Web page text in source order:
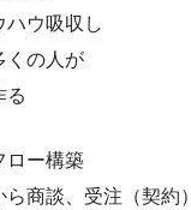
ハウ吸収し
くの人が
る
ロー構築
商談、受注（契約）